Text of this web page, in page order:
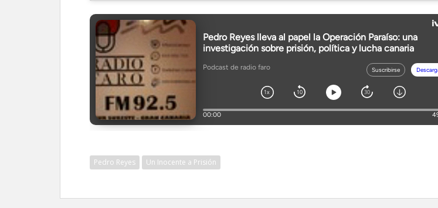
Pedro Reyes Un Inocente a Prisión